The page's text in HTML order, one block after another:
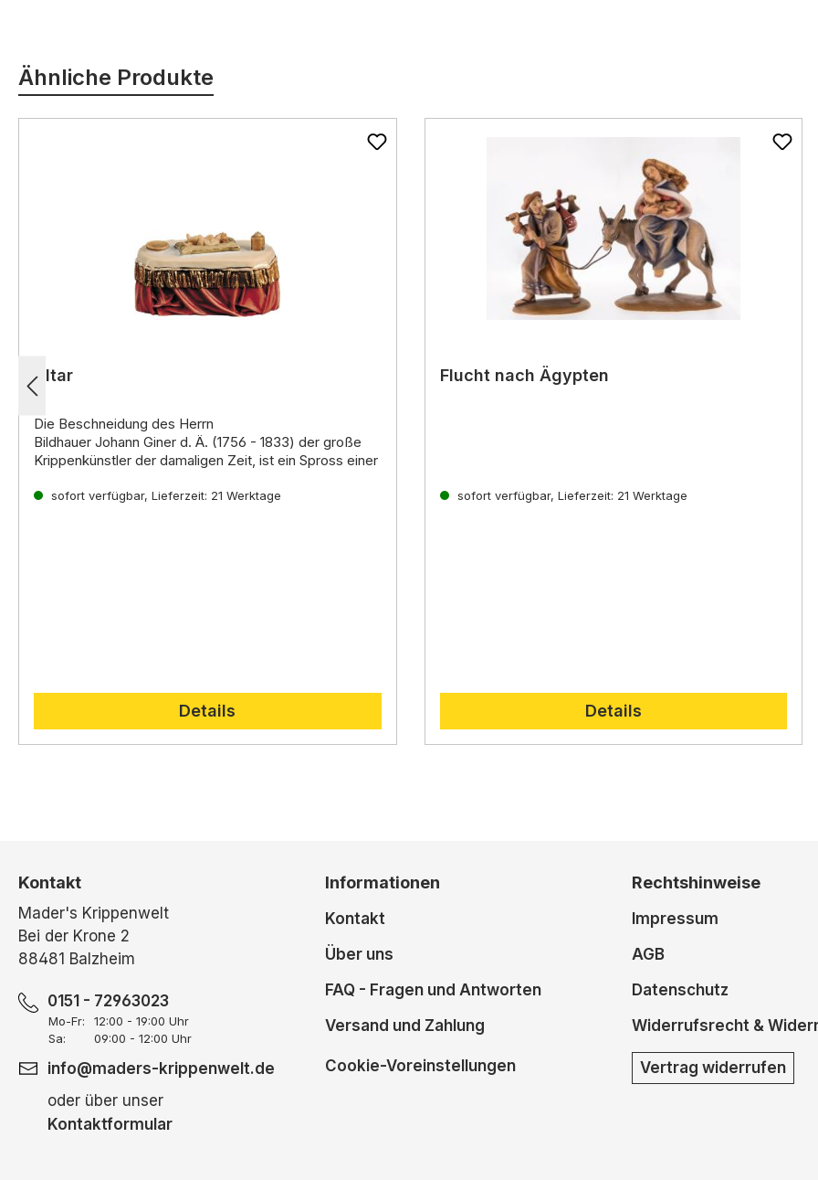
Ähnliche Produkte
Altar
Die Beschneidung des Herrn
Bildhauer Johann Giner d. Ä. (1756 - 1833) der große
Krippenkünstler der damaligen Zeit, ist ein Spross einer
sofort verfügbar, Lieferzeit: 21 Werktage
Details
Flucht nach Ägypten
sofort verfügbar, Lieferzeit: 21 Werktage
Details
Kontakt
Mader's Krippenwelt
Bei der Krone 2
88481 Balzheim
0151 - 72963023
Mo-Fr:
12:00 - 19:00 Uhr
Sa:
09:00 - 12:00 Uhr
info@maders-krippenwelt.de
oder über unser
Kontaktformular
Informationen
Kontakt
Über uns
FAQ - Fragen und Antworten
Versand und Zahlung
Cookie-Voreinstellungen
Rechtshinweise
Impressum
AGB
Datenschutz
Widerrufsrecht &
Vertrag widerrufen